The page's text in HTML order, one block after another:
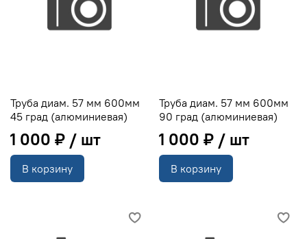
Труба диам. 57 мм 600мм
45 град (алюминиевая)
1 000 ₽
В корзину
Труба диам. 57 мм 600мм
90 град (алюминиевая)
1 000 ₽
В корзину